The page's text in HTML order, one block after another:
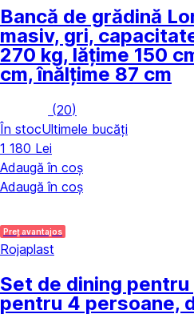
Bancă de grădină
masiv, gri,
270 kg, lățime 150
cm, înălțime 87 cm
(20)
În stocUltimele bucăți
1 180 Lei
Adaugă în coș
Adaugă în coș
Preț avantajos
Rojaplast
Set de dining
pentru 4 persoane,